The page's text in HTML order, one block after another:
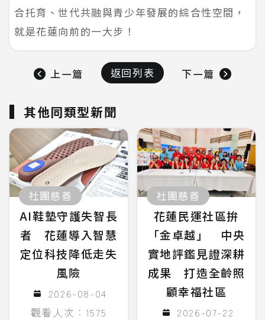
合托育、世代共融與青少年發展的綜合性空間，
就是花蓮向前的一大步！
上一篇 返回列表 下一篇
其他同類型新聞
社團慈善
AI鞋墊守護失智長
者 花蓮導入智慧
定位科技降低走失
風險
2026-08-04
觀看人次：1575
社團慈善
花蓮民運社區拚
「金卓越」 中央
實地評鑑見證深耕
成果 打造全齡照
顧幸福社區
2026-07-22